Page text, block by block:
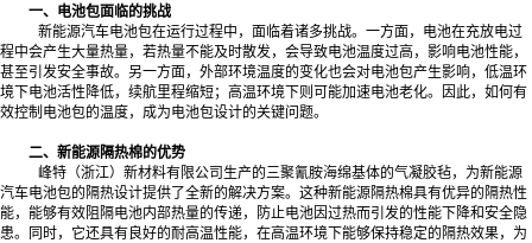
一、电池包面临的挑战
新能源汽车电池包在运行过程中，面临着诸多挑战。一方面，电池在充放电过
程中会产生大量热量，若热量不能及时散发，会导致电池温度过高，影响电池性能，
甚至引发安全事故。另一方面，外部环境温度的变化也会对电池包产生影响，低温环
境下电池活性降低，续航里程缩短；高温环境下则可能加速电池老化。因此，如何有
效控制电池包的温度，成为电池包设计的关键问题。
二、新能源隔热棉的优势
峰特（浙江）新材料有限公司生产的三聚氰胺海绵基体的气凝胶毡，为新能源
汽车电池包的隔热设计提供了全新的解决方案。这种新能源隔热棉具有优异的隔热性
能，能够有效阻隔电池内部热量的传递，防止电池因过热而引发的性能下降和安全隐
患。同时，它还具有良好的耐高温性能，在高温环境下能够保持稳定的隔热效果，为